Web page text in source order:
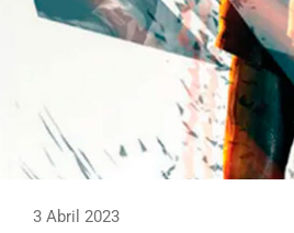
3 Abril 2023